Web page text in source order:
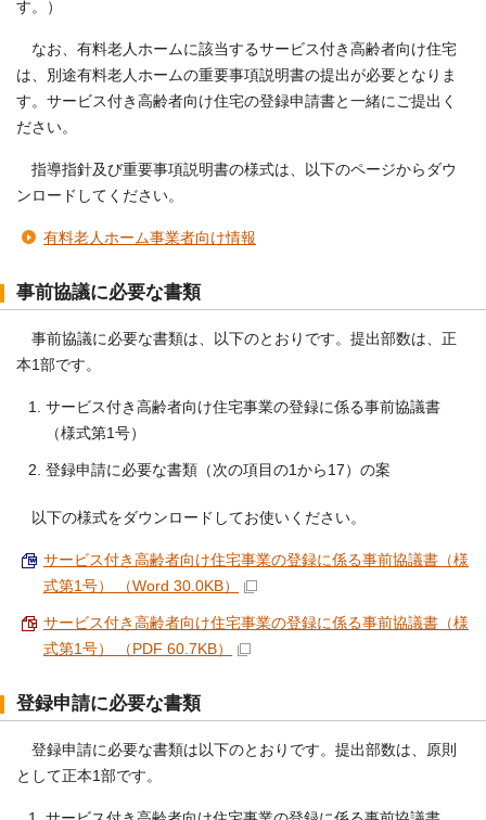
す。）
なお、有料老人ホームに該当するサービス付き高齢者向け住宅
は、別途有料老人ホームの重要事項説明書の提出が必要となりま
す。サービス付き高齢者向け住宅の登録申請書と一緒にご提出く
ださい。
指導指針及び重要事項説明書の様式は、以下のページからダウ
ンロードしてください。
有料老人ホーム事業者向け情報
事前協議に必要な書類
事前協議に必要な書類は、以下のとおりです。提出部数は、正
本1部です。
サービス付き高齢者向け住宅事業の登録に係る事前協議書
（様式第1号）
登録申請に必要な書類（次の項目の1から17）の案
以下の様式をダウンロードしてお使いください。
サービス付き高齢者向け住宅事業の登録に係る事前協議書（様
式第1号） （Word 30.0KB）
サービス付き高齢者向け住宅事業の登録に係る事前協議書（様
式第1号） （PDF 60.7KB）
登録申請に必要な書類
登録申請に必要な書類は以下のとおりです。提出部数は、原則
として正本1部です。